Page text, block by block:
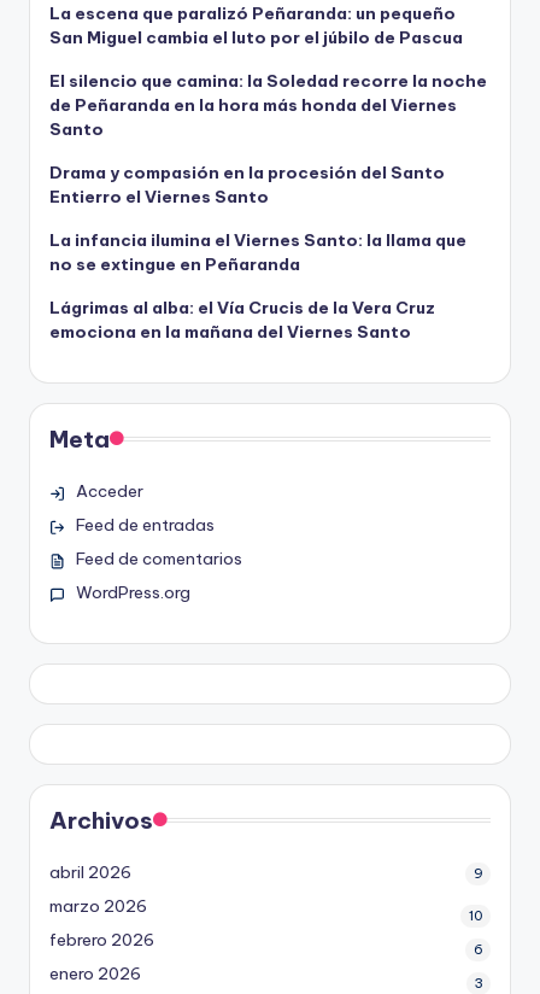
La escena que paralizó Peñaranda: un pequeño
San Miguel cambia el luto por el júbilo de Pascua
El silencio que camina: la Soledad recorre la noche
de Peñaranda en la hora más honda del Viernes
Santo
Drama y compasión en la procesión del Santo
Entierro el Viernes Santo
La infancia ilumina el Viernes Santo: la llama que
no se extingue en Peñaranda
Lágrimas al alba: el Vía Crucis de la Vera Cruz
emociona en la mañana del Viernes Santo
Meta
Acceder
Feed de entradas
Feed de comentarios
WordPress.org
Archivos
abril 2026 9
marzo 2026 10
febrero 2026 6
enero 2026 3